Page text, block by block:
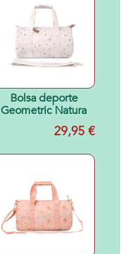
Bolsa deporte
Geometric Natura
29,95 €